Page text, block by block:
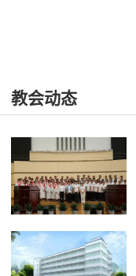
教会动态